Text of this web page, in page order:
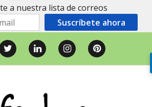
a nuestra lista de correos
Suscríbete ahora
Twitter LinkedInInstagramPinterest